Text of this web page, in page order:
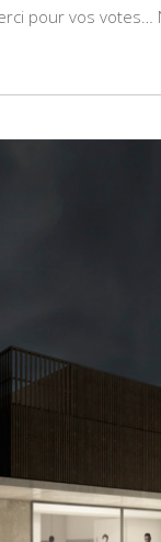
pour vos